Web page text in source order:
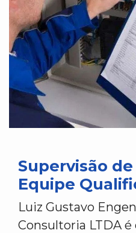
Supervisão
Equipe
Luiz Gustavo
Consultoria LTDA